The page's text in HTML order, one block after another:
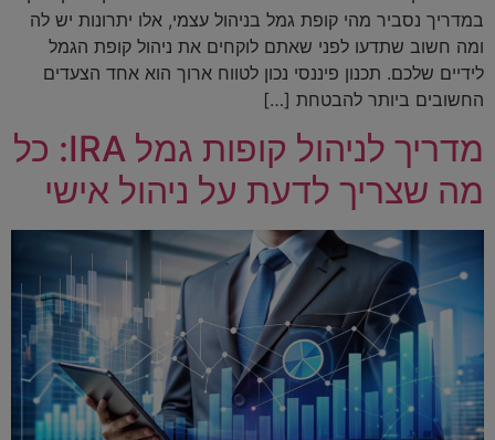
במדריך נסביר מהי קופת גמל בניהול עצמי, אלו יתרונות יש לה
ומה חשוב שתדעו לפני שאתם לוקחים את ניהול קופת הגמל
לידיים שלכם. תכנון פיננסי נכון לטווח ארוך הוא אחד הצעדים
החשובים ביותר להבטחת […]
מדריך לניהול קופות גמל IRA: כל
מה שצריך לדעת על ניהול אישי